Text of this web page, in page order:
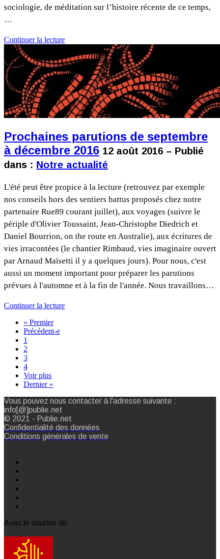
sociologie, de méditation sur l’histoire récente de ce temps,
…
Continuer la lecture
Prochaines parutions de septembre
à décembre 2016 12 août 2016 – Publié
dans : Notre actualité
L'été peut être propice à la lecture (retrouvez par exemple
nos conseils hors des sentiers battus proposés chez notre
partenaire Rue89 courant juillet), aux voyages (suivre le
périple d'Olivier Toussaint, Jean-Christophe Diedrich et
Daniel Bourrion, on the route en Australie), aux écritures de
vies irracontées (le chantier Rimbaud, vies imaginaire ouvert
par Arnaud Maïsetti il y a quelques jours). Pour nous, c'est
aussi un moment important pour préparer les parutions
prévues à l'automne et à la fin de l'année. Nous travaillons…
Continuer la lecture
« Premier
Précédent-e
1
2
3
4
Voir plus
Dernier »
Vous pouvez nous contacter à l'adresse suivante :
info[@]publie.net
© 2021 - Publie.net
Confidentialité des données
Conditions générales de vente
Avec le soutien de